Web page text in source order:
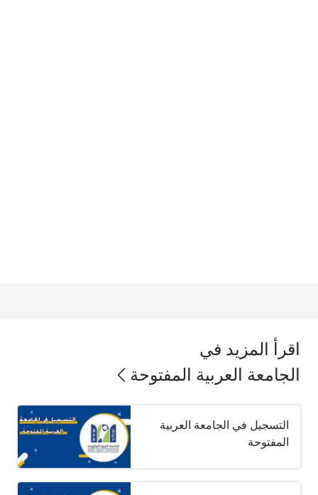
اقرأ المزيد في
الجامعة العربية المفتوحة
التسجيل في الجامعة العربية
المفتوحة